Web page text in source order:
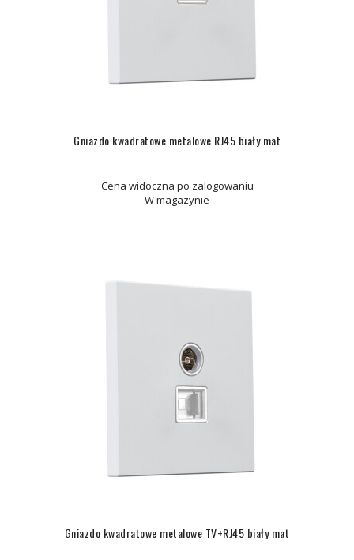
Gniazdo kwadratowe metalowe RJ45 biały mat
Cena widoczna po zalogowaniu
W magazynie
Gniazdo kwadratowe metalowe TV+RJ45 biały mat